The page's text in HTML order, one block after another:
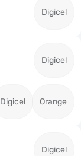
Digicel
Digicel
Digicel Orange
Digicel